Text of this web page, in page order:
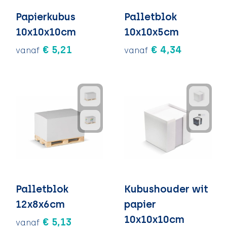
Papierkubus
10x10x10cm
vanaf € 5,21
Palletblok
10x10x5cm
vanaf € 4,34
Palletblok
12x8x6cm
vanaf € 5,13
Kubushouder wit
papier
10x10x10cm